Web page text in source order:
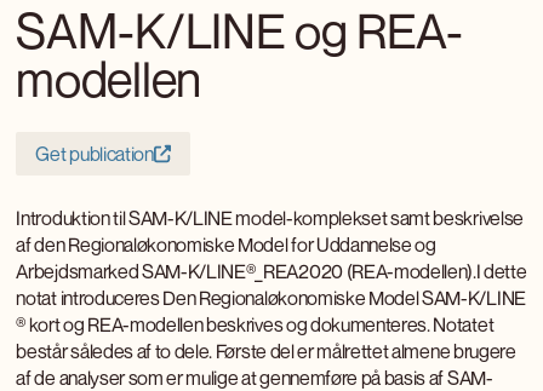
SAM-K/LINE og REA-
modellen
Get publication
Introduktion til SAM-K/LINE model-komplekset samt beskrivelse
af den Regionaløkonomiske Model for Uddannelse og
Arbejdsmarked SAM-K/LINE®_REA2020 (REA-modellen).I dette
notat introduceres Den Regionaløkonomiske Model SAM-K/LINE
® kort og REA-modellen beskrives og dokumenteres. Notatet
består således af to dele. Første del er målrettet almene brugere
af de analyser som er mulige at gennemføre på basis af SAM-